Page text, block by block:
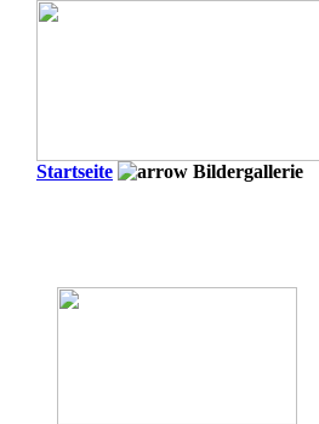
Startseite Bildergallerie